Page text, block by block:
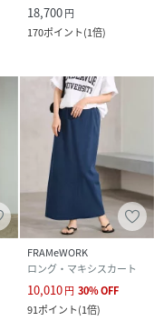
18,700円
170ポイント(1倍)
FRAMeWORK
ロング・マキシスカート
10,010円 30%OFF
91ポイント(1倍)